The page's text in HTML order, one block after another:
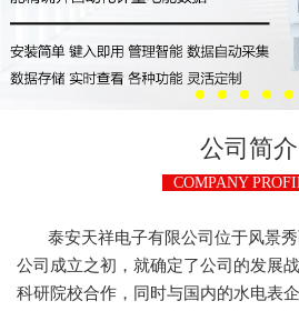
公司简介
COMPANY
泰安天祥电子有限公司位于风景秀
公司成立之初，就确定了公司的发展
科研院校合作，同时与国内的水电表